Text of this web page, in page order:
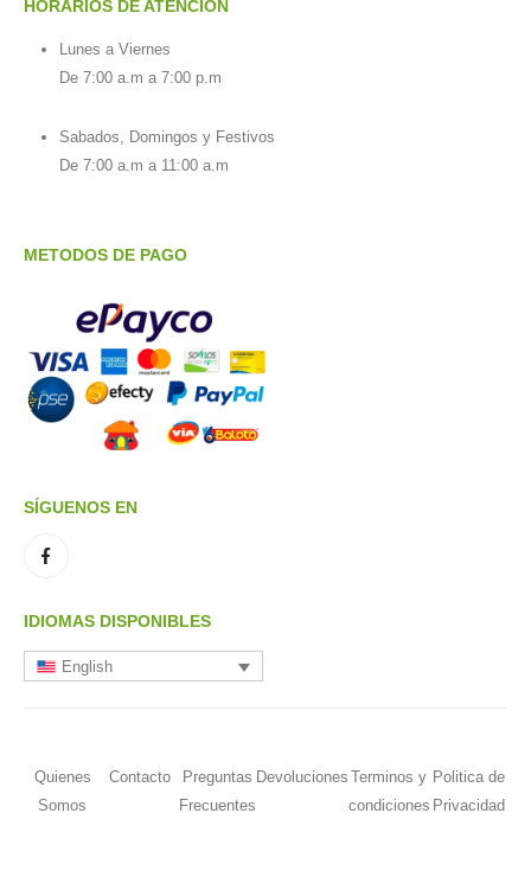
HORARIOS DE ATENCIÓN
Lunes a Viernes
De 7:00 a.m a 7:00 p.m
Sabados, Domingos y Festivos
De 7:00 a.m a 11:00 a.m
METODOS DE PAGO
SÍGUENOS EN
IDIOMAS DISPONIBLES
English
Quienes
Somos
Contacto
Preguntas
Frecuentes
Devoluciones Terminos y
condiciones
Politica de
Privacidad